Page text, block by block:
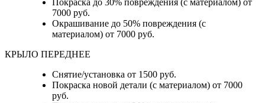
Покраска до 30% повреждения (с материалом) от
7000 руб.
Окрашивание до 50% повреждения (с
материалом) от 7000 руб.
КРЫЛО ПЕРЕДНЕЕ
Снятие/установка от 1500 руб.
Покраска новой детали (с материалом) от 7000
руб.